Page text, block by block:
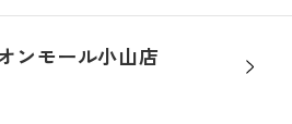
ンモール小山店